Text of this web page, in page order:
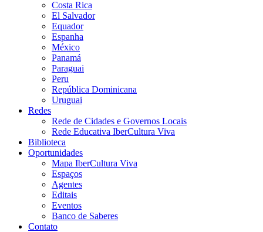
Costa Rica
El Salvador
Equador
Espanha
México
Panamá
Paraguai
Peru
República Dominicana
Uruguai
Redes
Rede de Cidades e Governos Locais
Rede Educativa IberCultura Viva
Biblioteca
Oportunidades
Mapa IberCultura Viva
Espaços
Agentes
Editais
Eventos
Banco de Saberes
Contato